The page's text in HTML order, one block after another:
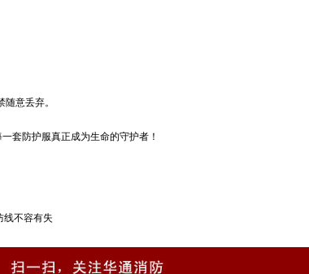
意丢弃。
套防护服真正成为生命的守护者！
线不容有失